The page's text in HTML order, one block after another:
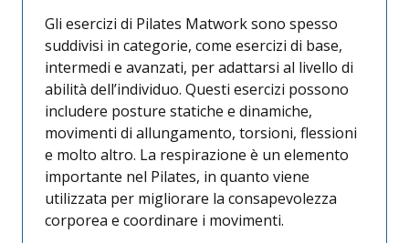
Gli esercizi di Pilates Matwork sono spesso
suddivisi in categorie, come esercizi di base,
intermedi e avanzati, per adattarsi al livello di
abilità dell’individuo. Questi esercizi possono
includere posture statiche e dinamiche,
movimenti di allungamento, torsioni, flessioni
e molto altro. La respirazione è un elemento
importante nel Pilates, in quanto viene
utilizzata per migliorare la consapevolezza
corporea e coordinare i movimenti.